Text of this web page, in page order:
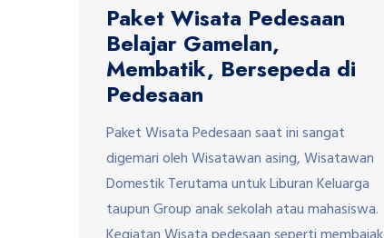
Paket Wisata Pedesaan
Belajar Gamelan,
Membatik, Bersepeda di
Pedesaan
Paket Wisata Pedesaan saat ini sangat
digemari oleh Wisatawan asing, Wisatawan
Domestik Terutama untuk Liburan Keluarga
taupun Group anak sekolah atau mahasiswa.